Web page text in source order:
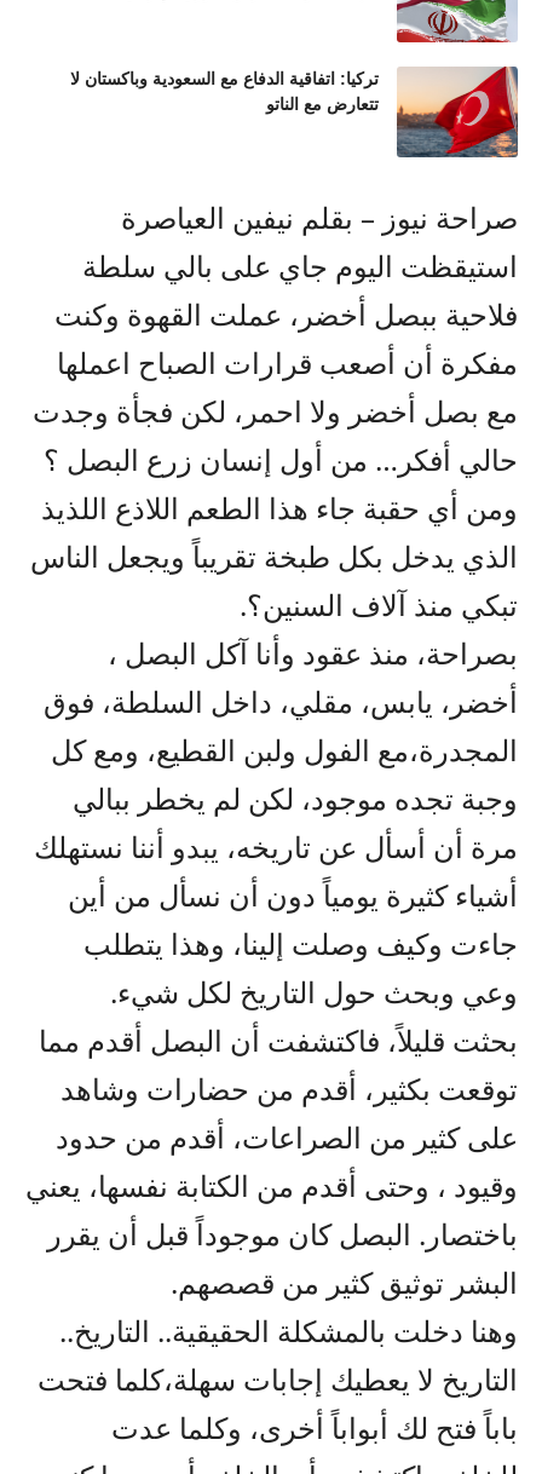
تركيا: اتفاقية الدفاع مع السعودية وباكستان لا
تتعارض مع الناتو
صراحة نيوز – بقلم نيفين العياصرة
استيقظت اليوم جاي على بالي سلطة
فلاحية ببصل أخضر، عملت القهوة وكنت
مفكرة أن أصعب قرارات الصباح اعملها
مع بصل أخضر ولا احمر، لكن فجأة وجدت
حالي أفكر… من أول إنسان زرع البصل ؟
ومن أي حقبة جاء هذا الطعم اللاذع اللذيذ
الذي يدخل بكل طبخة تقريباً ويجعل الناس
تبكي منذ آلاف السنين؟.
بصراحة، منذ عقود وأنا آكل البصل ،
أخضر، يابس، مقلي، داخل السلطة، فوق
المجدرة،مع الفول ولبن القطيع، ومع كل
وجبة تجده موجود، لكن لم يخطر ببالي
مرة أن أسأل عن تاريخه، يبدو أننا نستهلك
أشياء كثيرة يومياً دون أن نسأل من أين
جاءت وكيف وصلت إلينا، وهذا يتطلب
وعي وبحث حول التاريخ لكل شيء.
بحثت قليلاً، فاكتشفت أن البصل أقدم مما
توقعت بكثير، أقدم من حضارات وشاهد
على كثير من الصراعات، أقدم من حدود
وقيود ، وحتى أقدم من الكتابة نفسها، يعني
باختصار. البصل كان موجوداً قبل أن يقرر
البشر توثيق كثير من قصصهم.
وهنا دخلت بالمشكلة الحقيقية.. التاريخ..
التاريخ لا يعطيك إجابات سهلة،كلما فتحت
باباً فتح لك أبواباً أخرى، وكلما عدت